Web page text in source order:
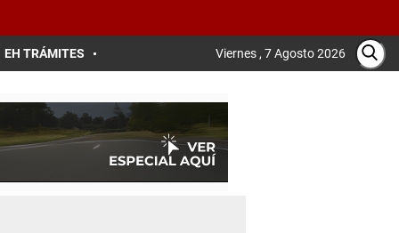
EH TRÁMITES Viernes , 7 Agosto 2026